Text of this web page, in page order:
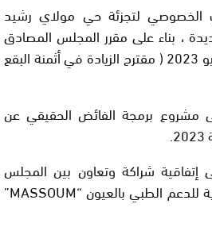
الخصوصي لتجزئة حي مولاي رشيد
، بناء على مقرر المجلس المصادق
عليه خلال أشغال دورة يونيو 2023 ( مقترح الزيادة في أثمنة البقع
مشروع برمجة الفائض الحقيقي عن
إتفاقية شراكة وتعاون بين المجلس
الإقليمي والجمعية المغربية للدعم الطبي بالعيون “MASSOUM”